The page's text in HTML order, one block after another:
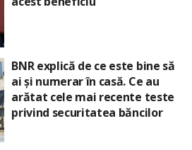
BNR explică de ce este bine să
ai și numerar în casă. Ce au
arătat cele mai recente teste
privind securitatea băncilor